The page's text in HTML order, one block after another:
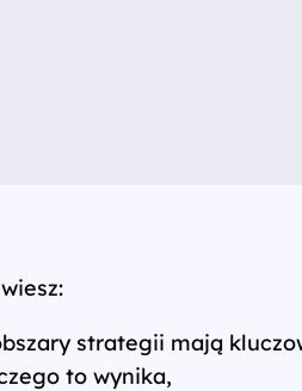
strategii mają
to wynika,